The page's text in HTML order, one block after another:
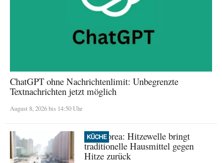
ChatGPT ohne Nachrichtenlimit: Unbegrenzte
Textnachrichten jetzt möglich
August 8, 2026 bis 14:50 Uhr
KÜCHE
Nordkorea: Hitzewelle bringt
traditionelle Hausmittel gegen
Hitze zurück